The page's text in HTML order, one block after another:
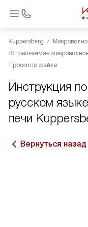
Kuppersberg
Встраиваемая
Просмотр файла
Инструкция
русском
печи
Вернуться назад